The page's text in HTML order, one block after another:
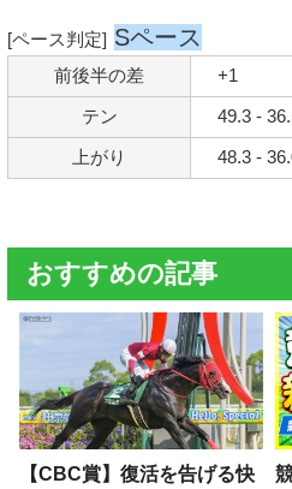
[ペース判定] Sペース
前後半の差 +1
テン 49.3 -
上がり 48.3 -
おすすめの記事
【CBC賞】復活を告げる快